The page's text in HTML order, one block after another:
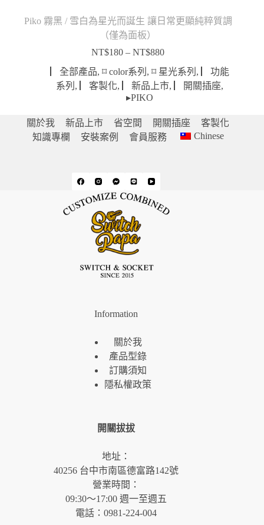
Piko 霧黑 / 雪白為星光而誕生 讓日常更顯純粹質調
（僅為面板）
NT$180 – NT$880價
格
範
到
NT$880
▏全部產品,⌑ color系列 ,⌑ 星光系列 ,
▏功能
系列 , ▏客製化, ▏新品上市, ▏開關插座,
▸PIKO
關於我 新品上市 省空間 開關插座
客製化
知識專欄
安裝案例 會員服務 Chinese
Information
關於我
產品型錄
訂購須知
隱私權政策
開關拔拔
地址：
40256 台中市南區德富路142號
營業時間：
09:30～17:00 週一至週五
電話：0981-224-004